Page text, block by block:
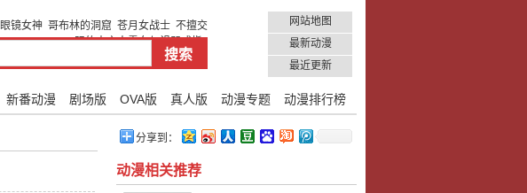
眼镜女神 哥布林的洞窟 苍月女战士 不擅交
际的未亡人雪女与诅咒戒指1
网站地图
最新动漫
最近更新
新番动漫 剧场版 OVA版 真人版 动漫专题 动漫排行榜
分享到：
动漫相关推荐